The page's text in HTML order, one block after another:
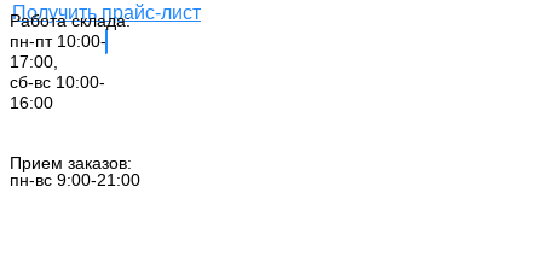
Получить прайс-лист
Работа склада:
пн-пт 10:00-
17:00,
сб-вс 10:00-
16:00
Прием заказов:
пн-вс 9:00-21:00